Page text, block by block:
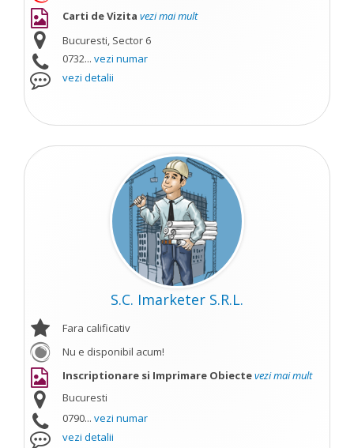
Carti de Vizita vezi mai mult
Bucuresti, Sector 6
0732... vezi numar
vezi detalii
S.C. Imarketer S.R.L.
Fara calificativ
Nu e disponibil acum!
Inscriptionare si Imprimare Obiectevezi mai mult
Bucuresti
0790... vezi numar
vezi detalii